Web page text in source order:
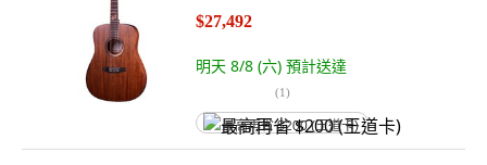
$27,492
明天 8/8 (六) 預計送達
(1)
最高再省 $200 (王道卡)